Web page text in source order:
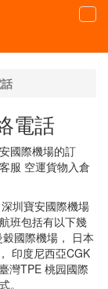
電話
國際機場的訂
服 空運貨物入倉
圳寶安國際機場
班包括有以下幾
國際機場， 日本
印度尼西亞CGK
灣TPE 桃园國際
。